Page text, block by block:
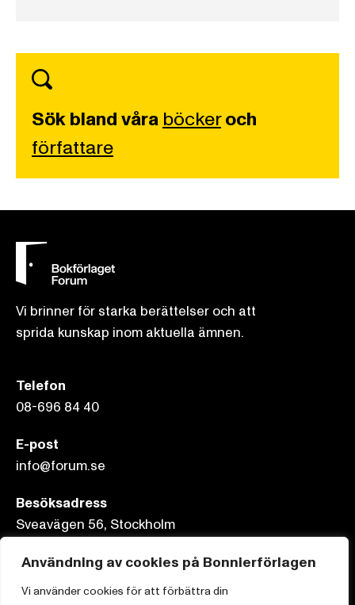
Användning av cookies på Bonnierförlagen
Vi använder cookies för att förbättra din
Sök bland våra böckeroch
författare
Vi brinner för starka berättelser och att
sprida kunskap inom aktuella ämnen.
Telefon
08-696 84 40
E-post
info@forum.se
Besöksadress
Sveavägen 56, Stockholm
Postadress
Box 3159, 103 63 Stockholm